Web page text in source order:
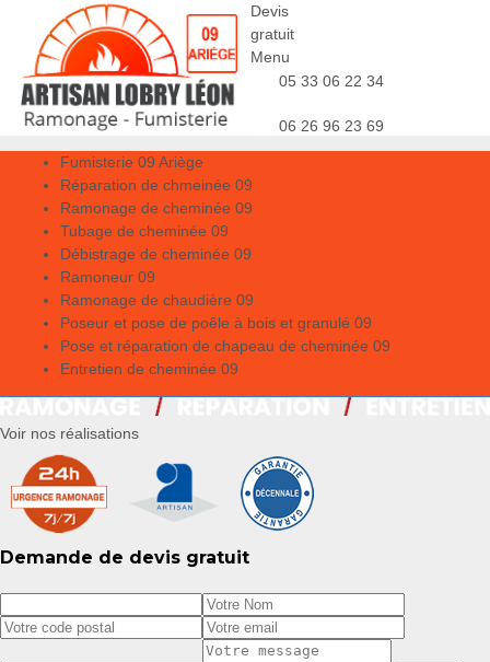
Devis
gratuit
Menu
05 33 06 22 34
06 26 96 23 69
Fumisterie 09 Ariège
Réparation de chmeinée 09
Ramonage de cheminée 09
Tubage de cheminée 09
Débistrage de cheminée 09
Ramoneur 09
Ramonage de chaudière 09
Poseur et pose de poêle à bois et granulé 09
Pose et réparation de chapeau de cheminée 09
Entretien de cheminée 09
Voir nos réalisations
Demande de devis gratuit